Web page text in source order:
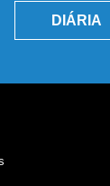
DIÁRIA